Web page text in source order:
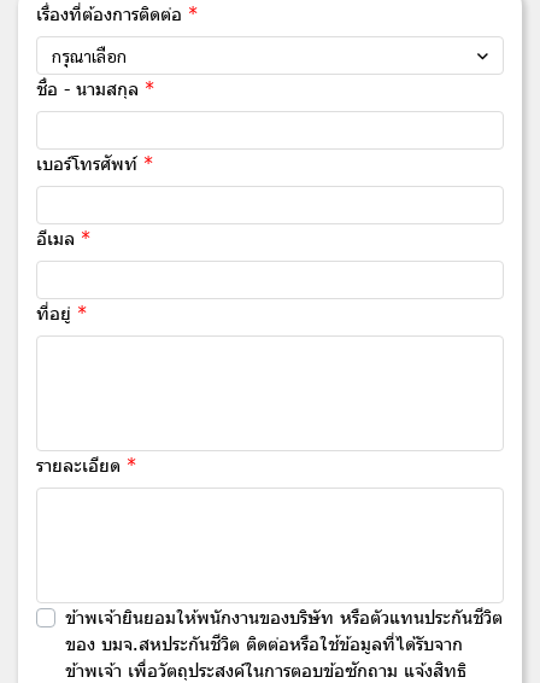
เรื่องที่ต้องการติดต่อ
กรุณาเลือก
ชื่อ - นามสกุล
เบอร์โทรศัพท์
อีเมล
ที่อยู่
รายละเอียด
ข้าพเจ้ายินยอมให้พนักงานของบริษัท หรือตัวแทนประกันชีวิต
ของ บมจ.สหประกันชีวิต ติดต่อหรือใช้ข้อมูลที่ได้รับจาก
ข้าพเจ้า เพื่อวัตถุประสงค์ในการตอบข้อซักถาม แจ้งสิทธิ